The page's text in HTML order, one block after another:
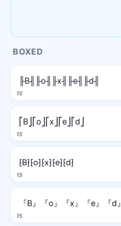
BOXED
15
╟B╢╟o╢╟x╢╟e╢╟d╢
15
⎡B⎦⎡o⎦⎡x⎦⎡e⎦⎡d⎦
15
⁅B⁆⁅o⁆⁅x⁆⁅e⁆⁅d⁆
15
『B』『o』『x』『e』『d』